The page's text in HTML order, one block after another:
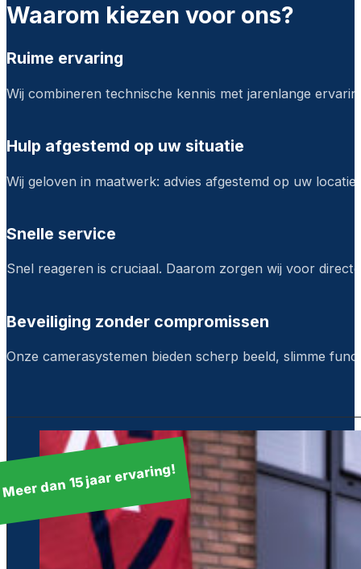
Waarom kiezen voor ons?
Ruime ervaring
Wij combineren technische kennis met jarenlange
Hulp afgestemd op uw situatie
Wij geloven in maatwerk: advies afgestemd op uw locatie
Snelle service
Snel reageren is cruciaal. Daarom zorgen wij voor
Beveiliging zonder compromissen
Onze camerasystemen bieden scherp beeld, slimme
Meer dan 15 jaar ervaring!